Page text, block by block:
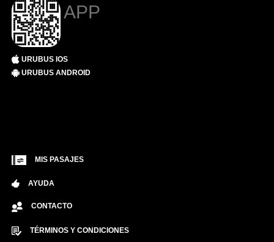
APP
URUBUS IOS
URUBUS ANDROID
MIS PASAJES
AYUDA
CONTACTO
TÉRMINOS Y CONDICIONES